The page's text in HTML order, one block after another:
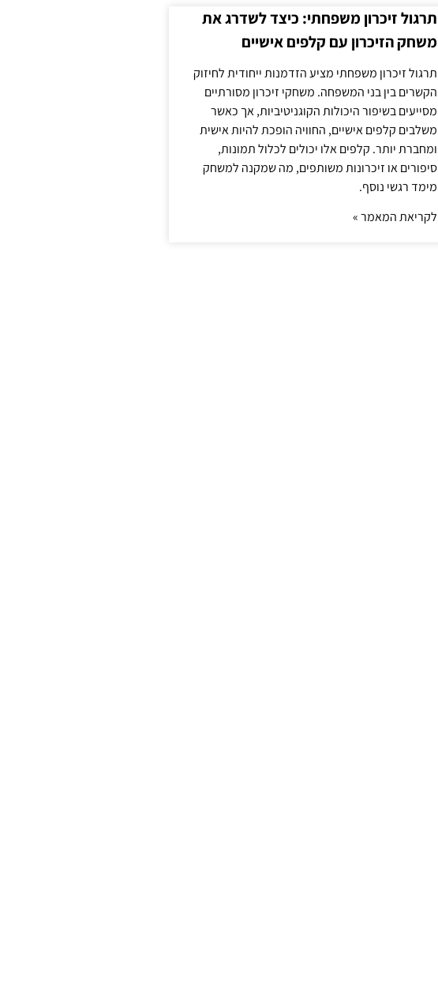
תרגול זיכרון משפחתי: כיצד לשדרג את
משחק הזיכרון עם קלפים אישיים
תרגול זיכרון משפחתי מציע הזדמנות ייחודית לחיזוק
הקשרים בין בני המשפחה. משחקי זיכרון מסורתיים
מסייעים בשיפור היכולות הקוגניטיביות, אך כאשר
משלבים קלפים אישיים, החוויה הופכת להיות אישית
ומחברת יותר. קלפים אלו יכולים לכלול תמונות,
סיפורים או זיכרונות משותפים, מה שמקנה למשחק
מימד רגשי נוסף.
לקריאת המאמר »